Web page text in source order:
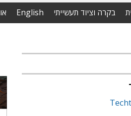
בקרה וציוד תעשייתי English